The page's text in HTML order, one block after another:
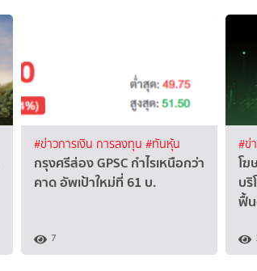
#ข่าวการเงิน การลงทุน #ทันหุ้น
กรุงศรีส่อง GPSC กำไรเหนือกว่า
คาด อัพเป้าใหม่ที่ 61 บ.
7
#ข่
โฆ
บริ
ฟื้